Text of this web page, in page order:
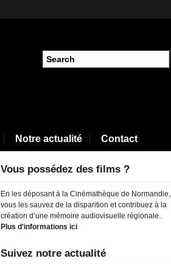
Notre actualité Contact
Vous possédez des films ?
En les déposant à la Cinémathèque de Normandie,
vous les sauvez de la disparition et contribuez à la
création d’une mémoire audiovisuelle régionale.
Plus d'informations ici
Suivez notre actualité